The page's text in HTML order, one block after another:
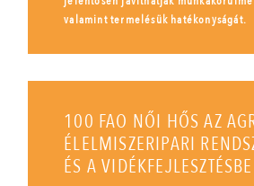
valamint termelésük hatékonyságát.
100 FAO NŐI HŐS AZ
ÉLELMISZERIPARI
ÉS A